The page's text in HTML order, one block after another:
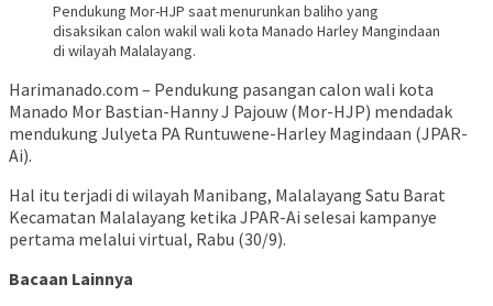
Pendukung Mor-HJP saat menurunkan baliho yang
disaksikan calon wakil wali kota Manado Harley Mangindaan
di wilayah Malalayang.
Harimanado.com – Pendukung pasangan calon wali kota
Manado Mor Bastian-Hanny J Pajouw (Mor-HJP) mendadak
mendukung Julyeta PA Runtuwene-Harley Magindaan (JPAR-
Ai).
Hal itu terjadi di wilayah Manibang, Malalayang Satu Barat
Kecamatan Malalayang ketika JPAR-Ai selesai kampanye
pertama melalui virtual, Rabu (30/9).
Bacaan Lainnya